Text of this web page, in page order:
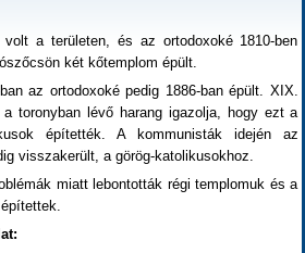
a területen, és az ortodoxoké 1810-ben
két kőtemplom épült.
az ortodoxoké pedig 1886-ban épült. XIX.
toronyban lévő harang igazolja, hogy ezt a
építették. A kommunisták idején az
visszakerült, a görög-katolikusokhoz.
miatt lebontották régi templomuk és a